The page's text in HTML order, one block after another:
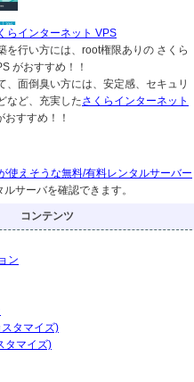
らインターネット VPS
を行い方には、root権限ありの さくら
がおすすめ！！
、面倒臭い方には、安定感、セキュリ
など、充実したさくらインターネット
おすすめ！！
使えそうな無料/有料レンタルサーバー
サーバを確認できます。
コンテンツ
ン
タマイズ)
タマイズ)